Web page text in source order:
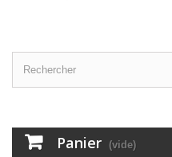
Panier (vide)